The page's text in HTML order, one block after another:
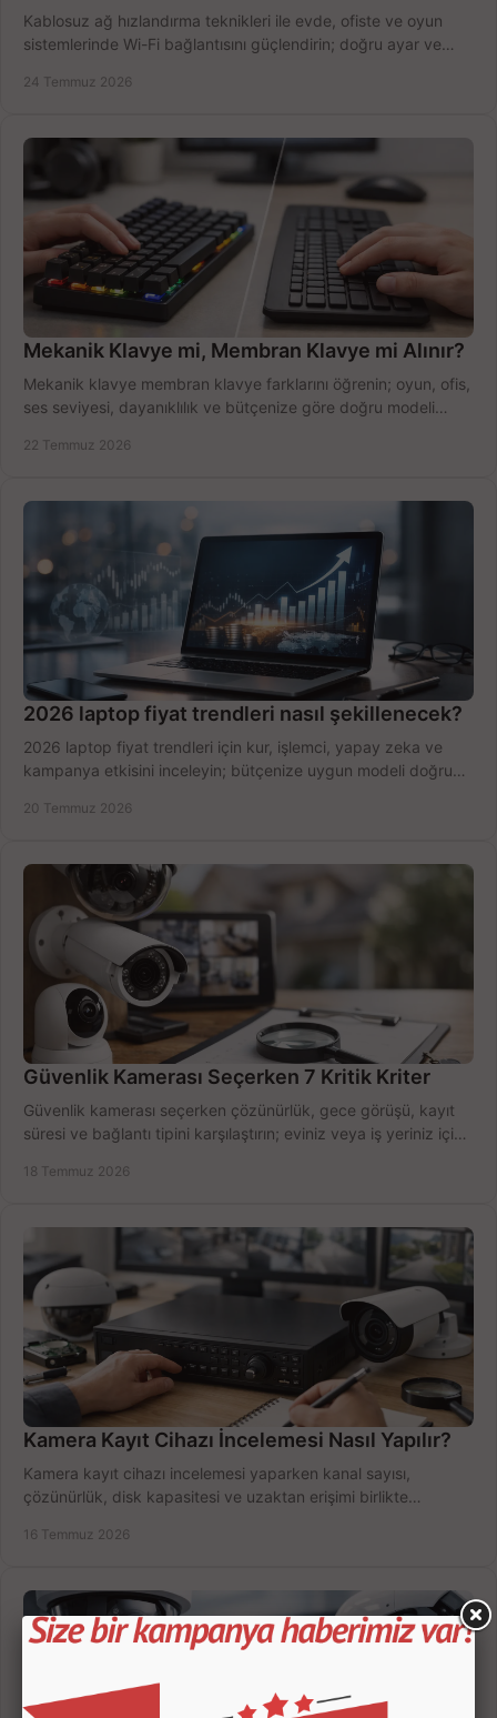
Kablosuz ağ hızlandırma teknikleri ile evde, ofiste ve oyun
sistemlerinde Wi-Fi bağlantısını güçlendirin; doğru ayar ve
24 Temmuz 2026
Mekanik Klavye mi, Membran Klavye mi Alınır?
Mekanik klavye membran klavye farklarını öğrenin; oyun, ofis,
ses seviyesi, dayanıklılık ve bütçenize göre doğru modeli
22 Temmuz 2026
2026 laptop fiyat trendleri nasıl şekillenecek?
2026 laptop fiyat trendleri için kur, işlemci, yapay zeka ve
kampanya etkisini inceleyin; bütçenize uygun modeli doğru
20 Temmuz 2026
Güvenlik Kamerası Seçerken 7 Kritik Kriter
Güvenlik kamerası seçerken çözünürlük, gece görüşü, kayıt
süresi ve bağlantı tipini karşılaştırın; eviniz veya iş yeriniz için
18 Temmuz 2026
Kamera Kayıt Cihazı İncelemesi Nasıl Yapılır?
Kamera kayıt cihazı incelemesi yaparken kanal sayısı,
çözünürlük, disk kapasitesi ve uzaktan erişimi birlikte
16 Temmuz 2026